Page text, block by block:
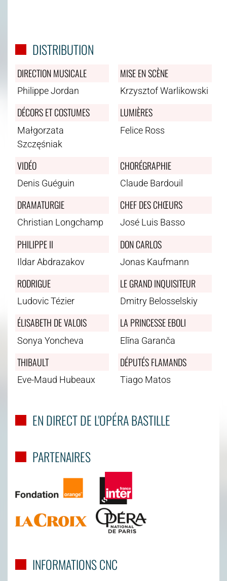
DISTRIBUTION
DIRECTION MUSICALE
Philippe Jordan
MISE EN SCÈNE
Krzysztof Warlikowski
DÉCORS ET COSTUMES
Małgorzata
Szczęśniak
LUMIÈRES
Felice Ross
VIDÉO
Denis Guéguin
CHORÉGRAPHIE
Claude Bardouil
DRAMATURGIE
Christian Longchamp
CHEF DES CHŒURS
José Luis Basso
PHILIPPE II
Ildar Abdrazakov
DON CARLOS
Jonas Kaufmann
RODRIGUE
Ludovic Tézier
LE GRAND INQUISITEUR
Dmitry Belosselskiy
ÉLISABETH DE VALOIS
Sonya Yoncheva
LA PRINCESSE EBOLI
Elīna Garanča
THIBAULT
Eve-Maud Hubeaux
DÉPUTÉS FLAMANDS
Tiago Matos
EN DIRECT DE L'OPÉRA BASTILLE
PARTENAIRES
INFORMATIONS CNC